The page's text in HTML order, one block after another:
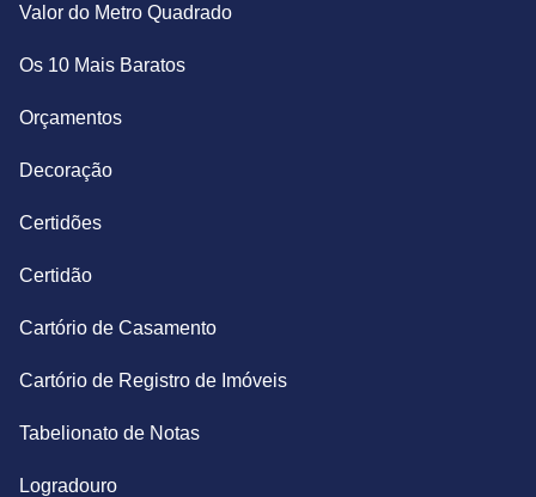
Valor do Metro Quadrado
Os 10 Mais Baratos
Orçamentos
Decoração
Certidões
Certidão
Cartório de Casamento
Cartório de Registro de Imóveis
Tabelionato de Notas
Logradouro